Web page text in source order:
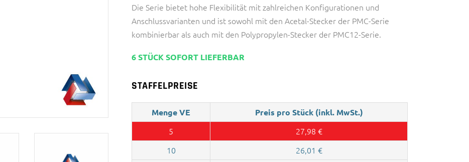
Die Serie bietet hohe Flexibilität mit zahlreichen Konfigurationen und
Anschlussvarianten und ist sowohl mit den Acetal-Stecker der PMC-Serie
kombinierbar als auch mit den Polypropylen-Stecker der PMC12-Serie.
6 STÜCK SOFORT LIEFERBAR
STAFFELPREISE
Menge VE Preis pro Stück (inkl. MwSt.)
5 27,98 €
10
26,01 €